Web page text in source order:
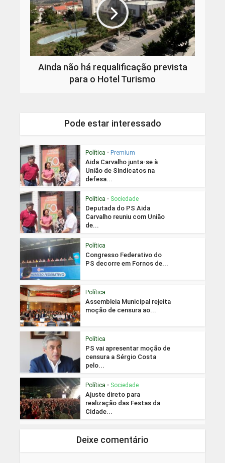
Ainda não há requalificação prevista
para o Hotel Turismo
Pode estar interessado
Política • Premium
Aida Carvalho junta-se à
União de Sindicatos na
defesa...
Política • Sociedade
Deputada do PS Aida
Carvalho reuniu com União
de...
Política
Congresso Federativo do
PS decorre em Fornos de...
Política
Assembleia Municipal rejeita
moção de censura ao...
Política
PS vai apresentar moção de
censura a Sérgio Costa
pelo...
Política • Sociedade
Ajuste direto para
realização das Festas da
Cidade...
Deixe comentário